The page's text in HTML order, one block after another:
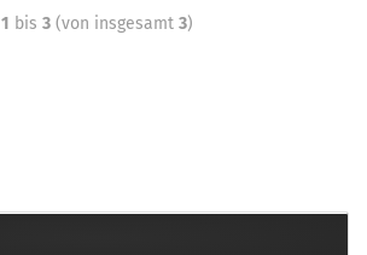
1 bis 3(von insgesamt 3)